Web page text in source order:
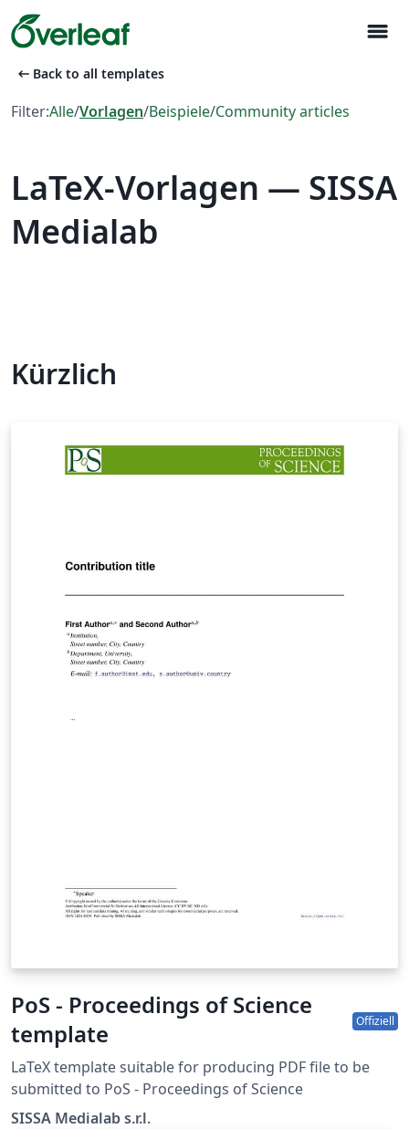
menu
arrow_left_alt Back to all templates
Filter:Alle/Vorlagen/Beispiele/Community articles
LaTeX-Vorlagen — SISSA
Medialab
Kürzlich
PoS - Proceedings of Science
template
Offiziell
LaTeX template suitable for producing PDF file to be
submitted to PoS - Proceedings of Science
SISSA Medialab s.r.l.